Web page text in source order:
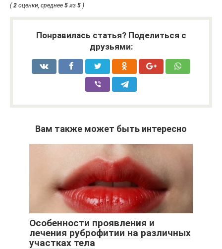
(2 оценки, среднее 5 из 5 )
Понравилась статья? Поделиться с
друзьями:
Вам также может быть интересно
Особенности проявления и
лечения руброфитии на различных
участках тела